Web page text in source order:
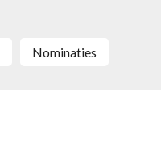
nominaties